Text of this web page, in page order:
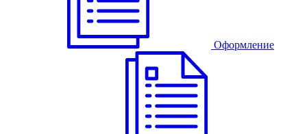
Оформление